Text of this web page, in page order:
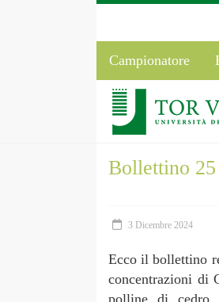
Campionatore
Bollettino
3 Dicembre 2024
Ecco il bollettino
concentrazioni di
polline di cedro,